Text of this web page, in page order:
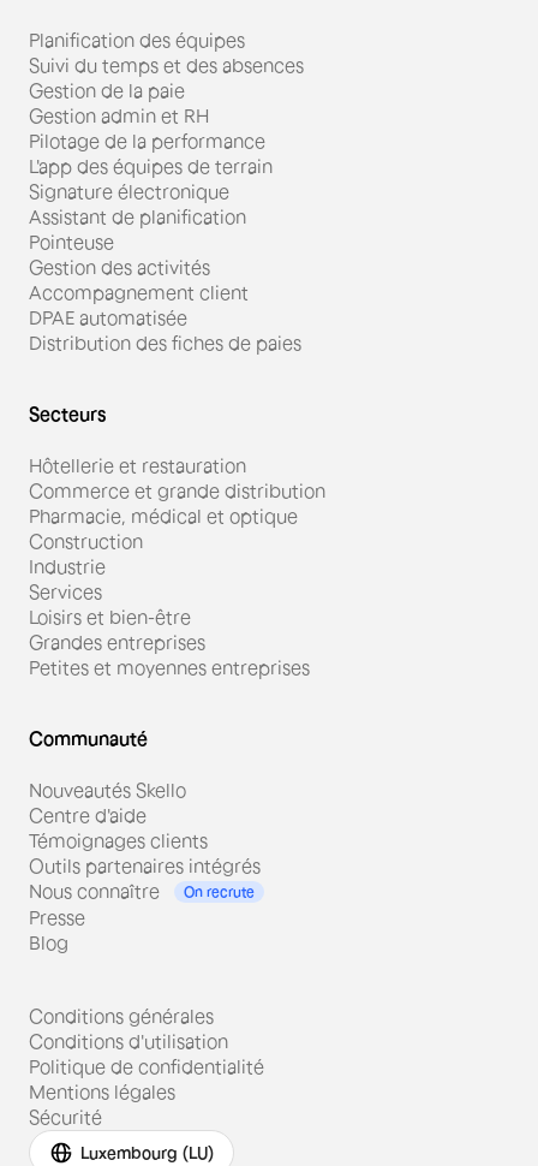
Planification des équipes
Suivi du temps et des absences
Gestion de la paie
Gestion admin et RH
Pilotage de la performance
L'app des équipes de terrain
Signature électronique
Assistant de planification
Pointeuse
Gestion des activités
Accompagnement client
DPAE automatisée
Distribution des fiches de paies
Secteurs
Hôtellerie et restauration
Commerce et grande distribution
Pharmacie, médical et optique
Construction
Industrie
Services
Loisirs et bien-être
Grandes entreprises
Petites et moyennes entreprises
Communauté
Nouveautés Skello
Centre d'aide
Témoignages clients
Outils partenaires intégrés
Nous connaître
On recrute
Presse
Blog
Conditions générales
Conditions d'utilisation
Politique de confidentialité
Mentions légales
Sécurité
Luxembourg (LU)